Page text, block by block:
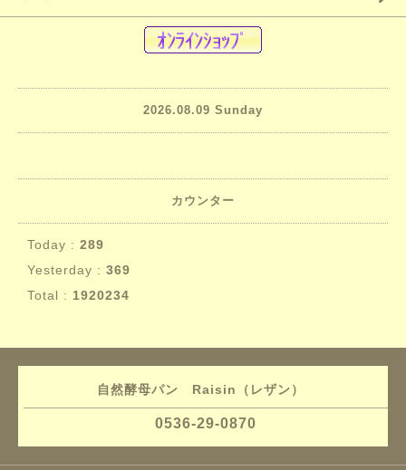
2026.08.09 Sunday
カウンター
Today : 289
Yesterday : 369
Total : 1920234
自然酵母パン Raisin（レザン）
0536-29-0870